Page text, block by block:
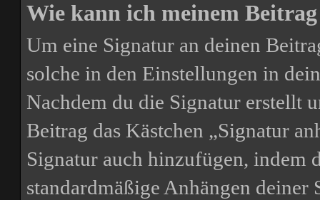
Wie kann ich meinem
Um eine Signatur an deinen
solche in den Einstellungen in
Nachdem du die Signatur erstellt
Beitrag das Kästchen „Signatur
Signatur auch hinzufügen, indem
standardmäßige Anhängen